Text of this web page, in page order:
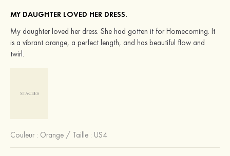
MY DAUGHTER LOVED HER DRESS.
My daughter loved her dress. She had gotten it for Homecoming. It
is a vibrant orange, a perfect length, and has beautiful flow and
twirl.
Couleur : Orange / Taille : US4